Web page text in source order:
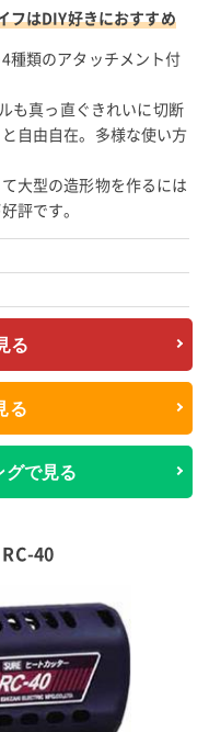
フはDIY好きにおすすめ
種類のアタッチメント付
も真っ直ぐきれいに切断
自由自在。多様な使い方
大型の造形物を作るには
評です。
る
る
で見る
40